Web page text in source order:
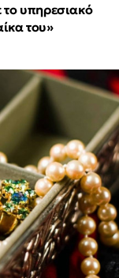
υπηρεσιακό
του»